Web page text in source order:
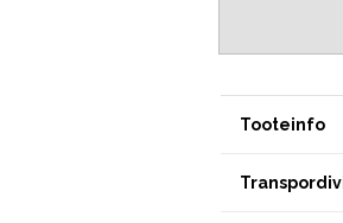
Tooteinfo